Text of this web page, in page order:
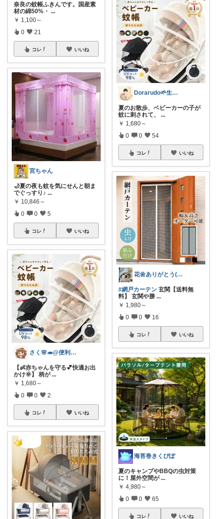
奈良の蚊帳ふきんです。国産素
材の綿50%・ ...
￥ 1,100～
0 21
コレ いいね
宮ちゃん
🌙夏の夜も蚊を気にせんと朝ま
でぐっすり♪ ...
￥ 10,846～
0 0 5
コレ いいね
さく🌸🦔@便利でかわいいを探す旅
【👶赤ちゃんを守る💕快適お出
かけ🌞】 柄が ...
￥ 1,680～
0 0 2
コレ いいね
Dorarudo🌱生活アイテム🌿
夏のお散歩、ベビーカーの子が
蚊に刺されて、
...
￥ 1,680～
0 0 54
コレ いいね
花🌼ありがとう(*･ω･)*_ _)ﾍ
#網戸カーテン 玄関【送料無
料】 玄関や勝 ...
￥ 1,980～
0 0 16
コレ いいね
海苔巻きくぴぽ
夏のキャンプやBBQの虫対策
に！屋外空間が ...
￥ 4,980～
0 0 65
コレ いいね